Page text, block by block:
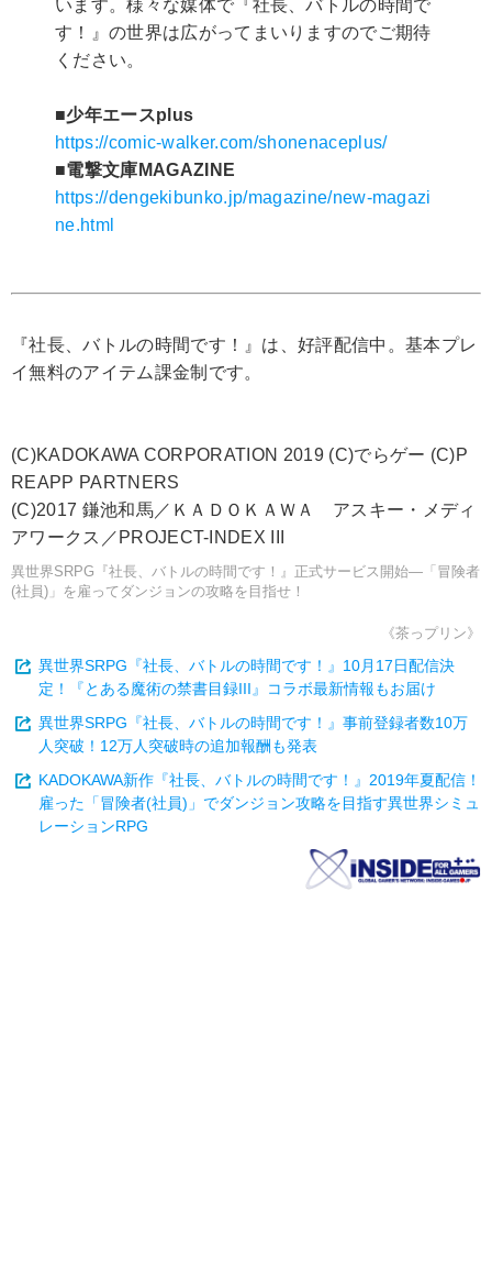
います。様々な媒体で『社長、バトルの時間で
す！』の世界は広がってまいりますのでご期待
ください。
■少年エースplus
https://comic-walker.com/shonenaceplus/
■電撃文庫MAGAZINE
https://dengekibunko.jp/magazine/new-magazi
ne.html
『社長、バトルの時間です！』は、好評配信中。基本プレ
イ無料のアイテム課金制です。
(C)KADOKAWA CORPORATION 2019 (C)でらゲー (C)P
REAPP PARTNERS
(C)2017 鎌池和馬／ＫＡＤＯＫＡＷＡ アスキー・メディ
アワークス／PROJECT-INDEX III
異世界SRPG『社長、バトルの時間です！』正式サービス開始―「冒険者
(社員)」を雇ってダンジョンの攻略を目指せ！
《茶っプリン》
異世界SRPG『社長、バトルの時間です！』10月17日配信決
定！『とある魔術の禁書目録III』コラボ最新情報もお届け
異世界SRPG『社長、バトルの時間です！』事前登録者数10万
人突破！12万人突破時の追加報酬も発表
KADOKAWA新作『社長、バトルの時間です！』2019年夏配信！
雇った「冒険者(社員)」でダンジョン攻略を目指す異世界シミュ
レーションRPG